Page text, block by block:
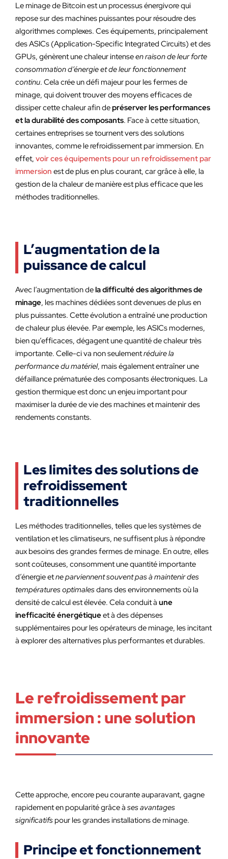
Le minage de Bitcoin est un processus énergivore qui
repose sur des machines puissantes pour résoudre des
algorithmes complexes. Ces équipements, principalement
des ASICs (Application-Specific Integrated Circuits) et des
GPUs, génèrent une chaleur intenseen raison de leur forte
consommation d’énergie et de leur fonctionnement
continu. Cela crée un défi majeur pour les fermes de
minage, qui doivent trouver des moyens efficaces de
dissiper cette chaleur afin depréserver les performances
et la durabilité des composants. Face à cette situation,
certaines entreprises se tournent vers des solutions
innovantes, comme le refroidissement par immersion. En
effet, voir ces équipements pour un refroidissement par
immersion est de plus en plus courant, car grâce à elle, la
gestion de la chaleur de manière est plus efficace que les
méthodes traditionnelles.
L’augmentation de la
puissance de calcul
Avec l’augmentation dela difficulté des algorithmes de
minage, les machines dédiées sont devenues de plus en
plus puissantes. Cette évolution a entraîné une production
de chaleur plus élevée. Par exemple, les ASICs modernes,
bien qu’efficaces, dégagent une quantité de chaleur très
importante. Celle-ci va non seulementréduire la
performance du matériel, mais également entraîner une
défaillance prématurée des composants électroniques. La
gestion thermique est donc un enjeu important pour
maximiser la durée de vie des machines et maintenir des
rendements constants.
Les limites des solutions de
refroidissement
traditionnelles
Les méthodes traditionnelles, telles que les systèmes de
ventilation et les climatiseurs, ne suffisent plus à répondre
aux besoins des grandes fermes de minage. En outre, elles
sont coûteuses, consomment une quantité importante
d’énergie etne parviennent souvent pas à maintenir des
températures optimalesdans des environnements où la
densité de calcul est élevée. Cela conduit à une
inefficacité énergétiqueet à des dépenses
supplémentaires pour les opérateurs de minage, les incitant
à explorer des alternatives plus performantes et durables.
Le refroidissement par
immersion : une solution
innovante
Cette approche, encore peu courante auparavant, gagne
rapidement en popularité grâce à ses avantages
significatifs pour les grandes installations de minage.
Principe et fonctionnement